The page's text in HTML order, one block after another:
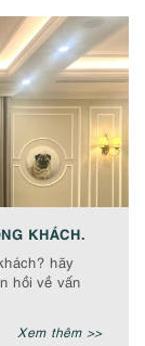
KHÁCH.
hãy
hồi về vấn
Xem thêm >>